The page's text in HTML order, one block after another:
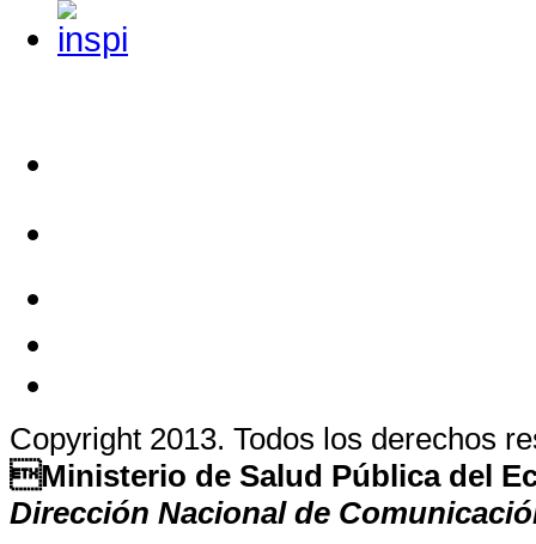
Copyright 2013. Todos los derechos
Ministerio de Salud Pública del
Dirección Nacional de